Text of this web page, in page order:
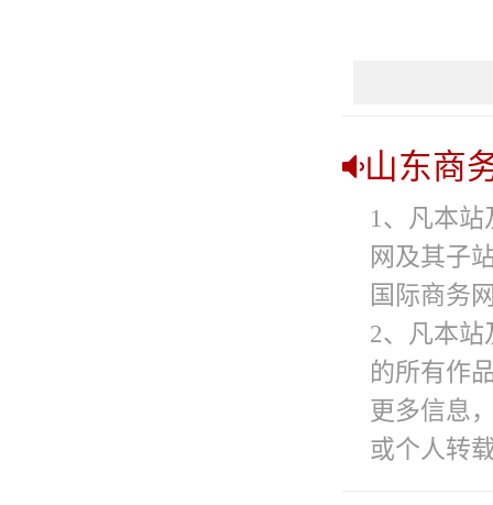
山东商
1、凡本
网及其子
国际商务
2、凡本站
的所有作
更多信息
或个人转